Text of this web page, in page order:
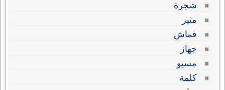
شجرة
مثير
قماش
جهاز
مسيو
كلمة